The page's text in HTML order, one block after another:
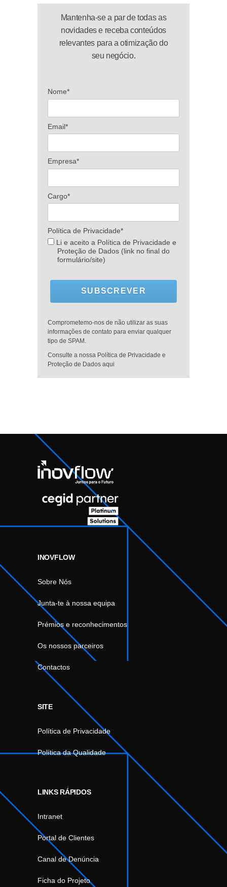
Mantenha-se a par de todas as
novidades e receba conteúdos
relevantes para a otimização do
seu negócio.
Nome*
Email*
Empresa*
Cargo*
Política de Privacidade*
Li e aceito a Política de Privacidade e
Proteção de Dados (link no final do
formulário/site)
SUBSCREVER
Comprometemo-nos de não utilizar as suas
informações de contato para enviar qualquer
tipo de SPAM.
Consulte a nossa Política de Privacidade e
Proteção de Dados aqui
INOVFLOW
Sobre Nós
Junta-te à nossa equipa
Prémios e reconhecimentos
Os nossos parceiros
Contactos
SITE
Política de Privacidade
Política da Qualidade
LINKS RÁPIDOS
Intranet
Portal de Clientes
Canal de Denúncia
Ficha do Projeto